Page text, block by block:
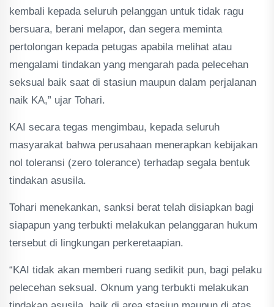
kembali kepada seluruh pelanggan untuk tidak ragu
bersuara, berani melapor, dan segera meminta
pertolongan kepada petugas apabila melihat atau
mengalami tindakan yang mengarah pada pelecehan
seksual baik saat di stasiun maupun dalam perjalanan
naik KA,” ujar Tohari.
KAI secara tegas mengimbau, kepada seluruh
masyarakat bahwa perusahaan menerapkan kebijakan
nol toleransi (zero tolerance) terhadap segala bentuk
tindakan asusila.
Tohari menekankan, sanksi berat telah disiapkan bagi
siapapun yang terbukti melakukan pelanggaran hukum
tersebut di lingkungan perkeretaapian.
“KAI tidak akan memberi ruang sedikit pun, bagi pelaku
pelecehan seksual. Oknum yang terbukti melakukan